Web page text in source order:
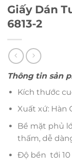
Giấy Dán
6813-2
Thông tin sản
Kích thước
Xuất xứ: Hàn
Bề mặt phủ
thấm, dễ
Độ bền tới 10